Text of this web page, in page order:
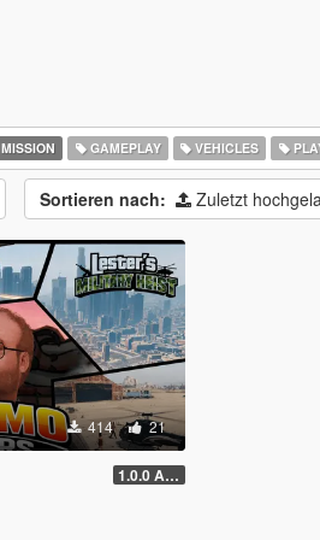
MISSION GAMEPLAY VEHICLES
Sortieren nach: Zuletzt
414 21
1.0.0 Alpha